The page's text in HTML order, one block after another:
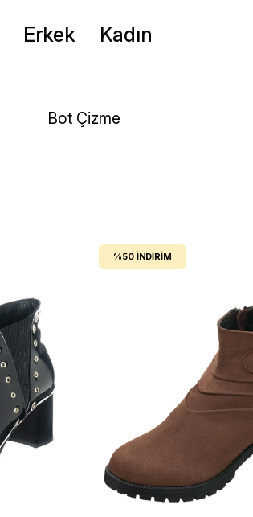
Erkek Kadın
Bot Çizme
%50 İNDIRIM